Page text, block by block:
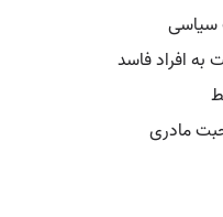
سیاسی
افراد فاسد
مادری